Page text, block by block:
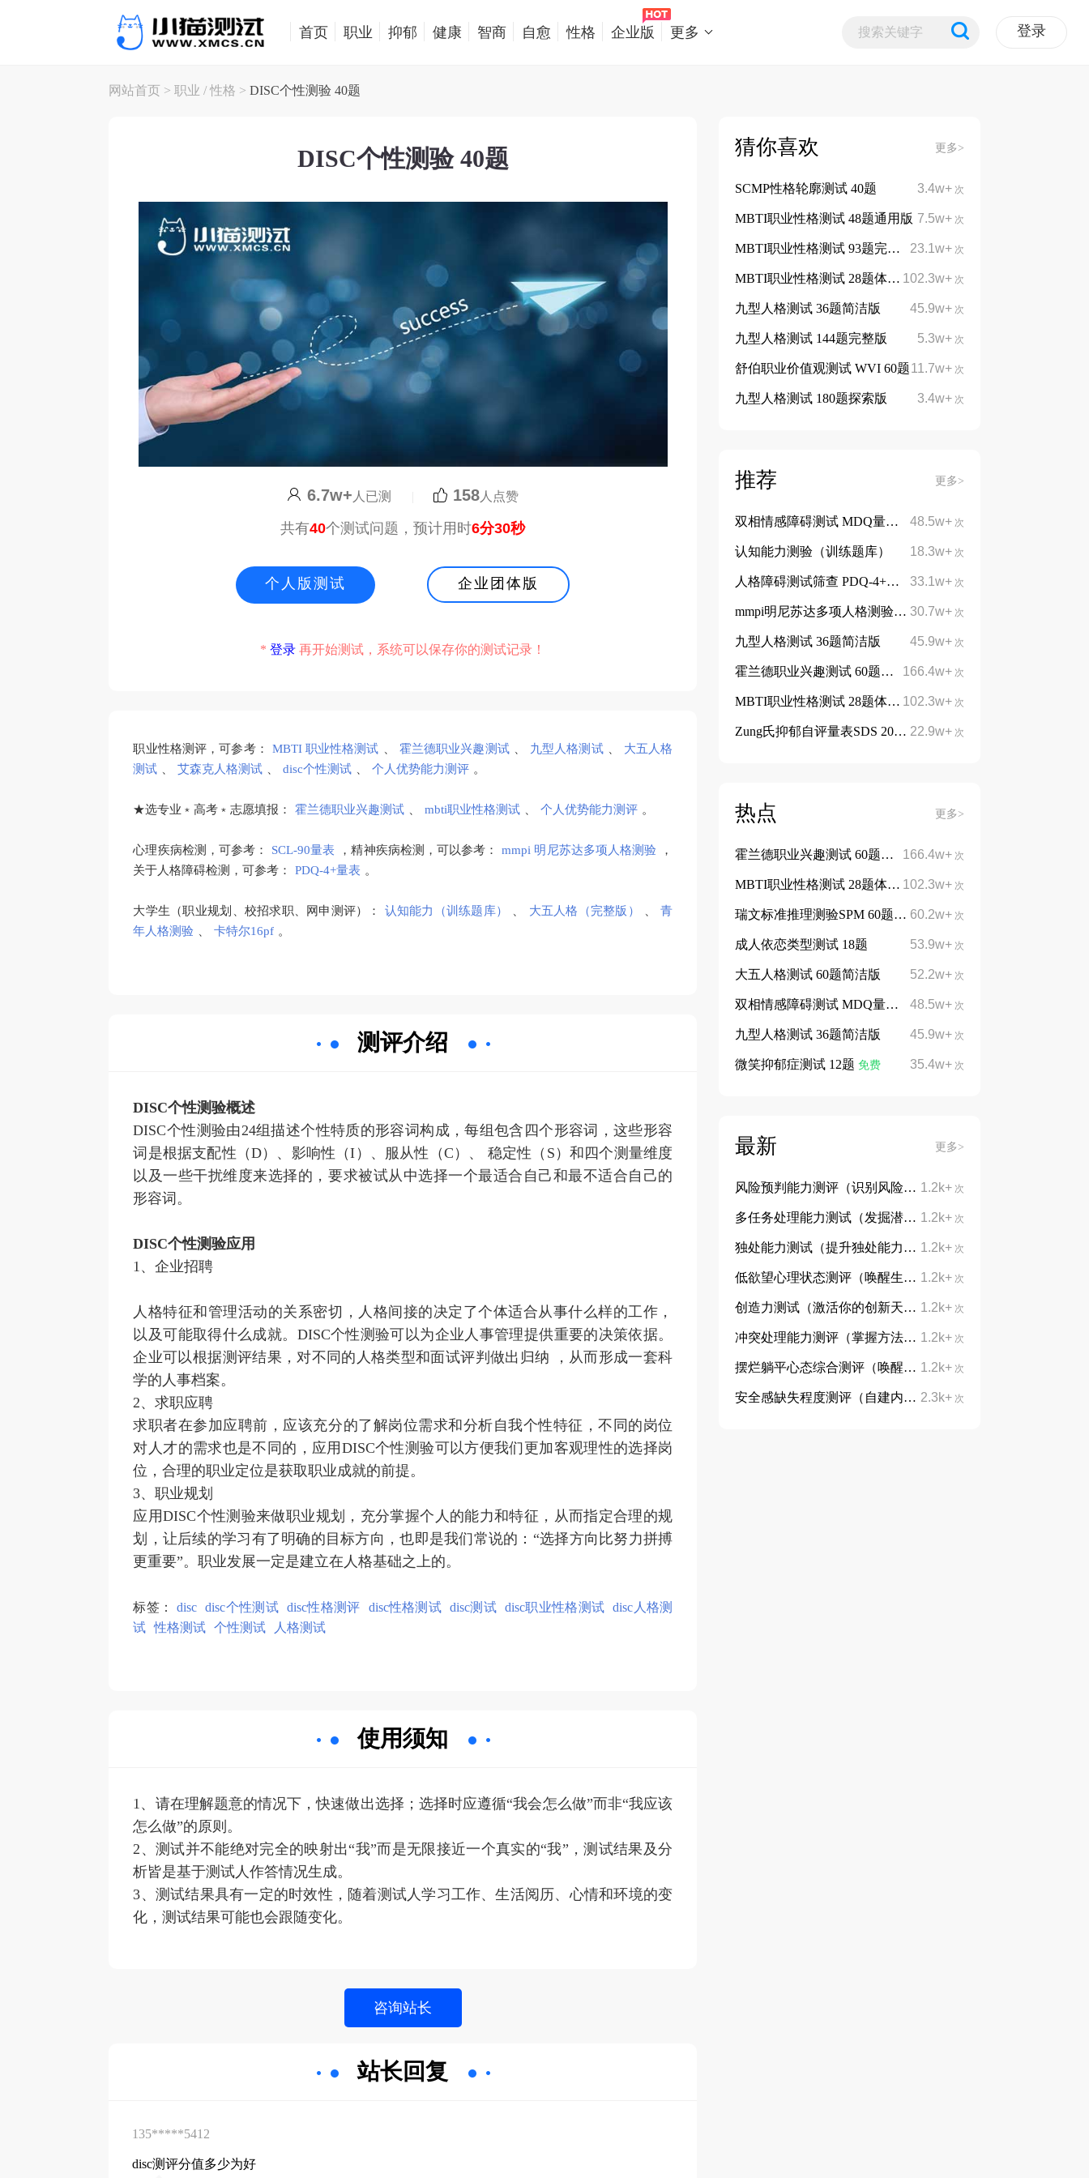
首页 职业 抑郁 健康 智商 自愈 性格 企业版 更多 登录
网站首页 >职业 /性格 >DISC个性测验 40题
DISC个性测验 40题
6.7w+ 人已测 158人点赞
共有40个测试问题，预计用时6分30秒
个人版测试 企业团体版
*登录 再开始测试，系统可以保存你的测试记录！
职业性格测评，可参考： MBTI 职业性格测试 霍兰德职业兴趣测试 九型人格测试
大五人格
测试
艾森克人格测试 disc个性测试 个人优势能力测评 。
★选专业﹡高考﹡志愿填报： 霍兰德职业兴趣测试 mbti职业性格测试 个人优势能力测评 。
心理疾病检测，可参考： SCL-90量表 ，精神疾病检测，可以参考： mmpi 明尼苏达多项人格测验
，
关于人格障碍检测，可参考：
PDQ-4+量表 。
大学生（职业规划、校招求职、网申测评）： 认知能力（训练题库） 大五人格（完整版）
青
年人格测验
卡特尔16pf 。
测评介绍
DISC个性测验概述
DISC个性测验由24组描述个性特质的形容词构成，每组包含四个形容词，这些形容
词是根据支配性（D）、影响性（I）、服从性（C）、 稳定性（S）和四个测量维度
以及一些干扰维度来选择的，要求被试从中选择一个最适合自己和最不适合自己的
形容词。
DISC个性测验应用
1、企业招聘
人格特征和管理活动的关系密切，人格间接的决定了个体适合从事什么样的工作，
以及可能取得什么成就。DISC个性测验可以为企业人事管理提供重要的决策依据。
企业可以根据测评结果，对不同的人格类型和面试评判做出归纳 ，从而形成一套科
学的人事档案。
2、求职应聘
求职者在参加应聘前，应该充分的了解岗位需求和分析自我个性特征，不同的岗位
对人才的需求也是不同的，应用DISC个性测验可以方便我们更加客观理性的选择岗
位，合理的职业定位是获取职业成就的前提。
3、职业规划
应用DISC个性测验来做职业规划，充分掌握个人的能力和特征，从而指定合理的规
划，让后续的学习有了明确的目标方向，也即是我们常说的：“选择方向比努力拼搏
更重要”。职业发展一定是建立在人格基础之上的。
标签： disc disc个性测试 disc性格测评 disc性格测试 disc测试 disc职业性格测试
disc人格测
试
性格测试 个性测试 人格测试
使用须知
1、请在理解题意的情况下，快速做出选择；选择时应遵循“我会怎么做”而非“我应该
怎么做”的原则。
2、测试并不能绝对完全的映射出“我”而是无限接近一个真实的“我”，测试结果及分
析皆是基于测试人作答情况生成。
3、测试结果具有一定的时效性，随着测试人学习工作、生活阅历、心情和环境的变
化，测试结果可能也会跟随变化。
站长回复
135*****5412
disc测评分值多少为好
猜你喜欢 更多>
3.4w+ 次
SCMP性格轮廓测试 40题
7.5w+ 次
MBTI职业性格测试 48题通用版
23.1w+ 次
MBTI职业性格测试 93题完整版
102.3w+ 次
MBTI职业性格测试 28题体验版 免费
45.9w+ 次
九型人格测试 36题简洁版
5.3w+ 次
九型人格测试 144题完整版
11.7w+ 次
舒伯职业价值观测试 WVI 60题
3.4w+ 次
九型人格测试 180题探索版
推荐 更多>
48.5w+ 次
双相情感障碍测试 MDQ量表13题
18.3w+ 次
认知能力测验（训练题库）
33.1w+ 次
人格障碍测试筛查 PDQ-4+量表 107题
30.7w+ 次
mmpi明尼苏达多项人格测验 566题完整版
45.9w+ 次
九型人格测试 36题简洁版
166.4w+ 次
霍兰德职业兴趣测试 60题简洁版 免费
102.3w+ 次
MBTI职业性格测试 28题体验版 免费
22.9w+ 次
Zung氏抑郁自评量表SDS 20题 免费
热点 更多>
166.4w+ 次
霍兰德职业兴趣测试 60题简洁版 免费
102.3w+ 次
MBTI职业性格测试 28题体验版 免费
60.2w+ 次
瑞文标准推理测验SPM 60题 免费
53.9w+ 次
成人依恋类型测试 18题
52.2w+ 次
大五人格测试 60题简洁版
48.5w+ 次
双相情感障碍测试 MDQ量表13题
45.9w+ 次
九型人格测试 36题简洁版
35.4w+ 次
微笑抑郁症测试 12题免费
最新 更多>
1.2k+ 次
风险预判能力测评（识别风险，防患未然）
1.2k+ 次
多任务处理能力测试（发掘潜能，告别手忙脚乱）
1.2k+ 次
独处能力测试（提升独处能力，学会与自己对话）
1.2k+ 次
低欲望心理状态测评（唤醒生活热忱，重拾向上力量）
1.2k+ 次
创造力测试（激活你的创新天赋）
1.2k+ 次
冲突处理能力测评（掌握方法，从容处理分歧）
1.2k+ 次
摆烂躺平心态综合测评（唤醒内在动力，摆脱躺平摆烂心态）
2.3k+ 次
安全感缺失程度测评（自建内心底气，治愈不安与敏感）